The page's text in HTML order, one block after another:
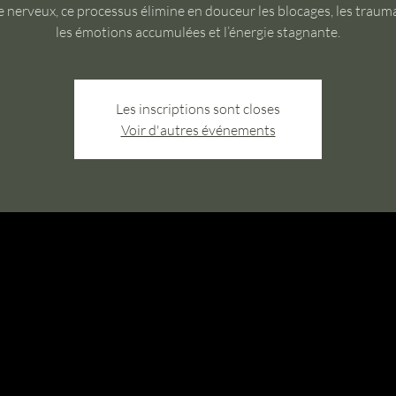
nerveux, ce processus élimine en douceur les blocages, les
les émotions accumulées et l’énergie stagnante.
Les inscriptions sont closes
Voir d'autres événements